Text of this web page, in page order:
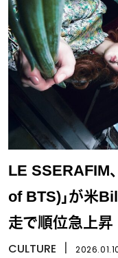
LE SSERAFIM
of BTS)」が米
走で順位急上昇
CULTURE